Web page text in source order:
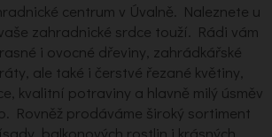
centrum v Úvalně. Naleznete u
zahradnické srdce touží. Rádi vám
i ovocné dřeviny, zahrádkářské
ale také i čerstvé řezané květiny,
kvalitní potraviny a hlavně milý úsměv
Rovněž prodáváme široký sortiment